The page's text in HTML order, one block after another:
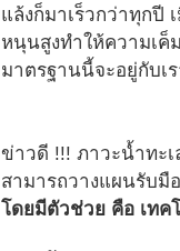
แล้งก็มาเร็วกว่าทุกปี
หนุนสูงทำให้ความเค็
มาตรฐานนี้จะอยู่กับเ
ข่าวดี !!! ภาวะน้ำทะ
สามารถวางแผนรับมื
โดยมีตัวช่วย คือ เทค